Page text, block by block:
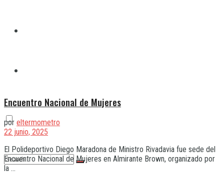
Encuentro Nacional de Mujeres
por eltermometro
22 junio, 2025
El Polideportivo Diego Maradona de Ministro Rivadavia fue sede del
Encuentro Nacional de Mujeres en Almirante Brown, organizado por
la ...